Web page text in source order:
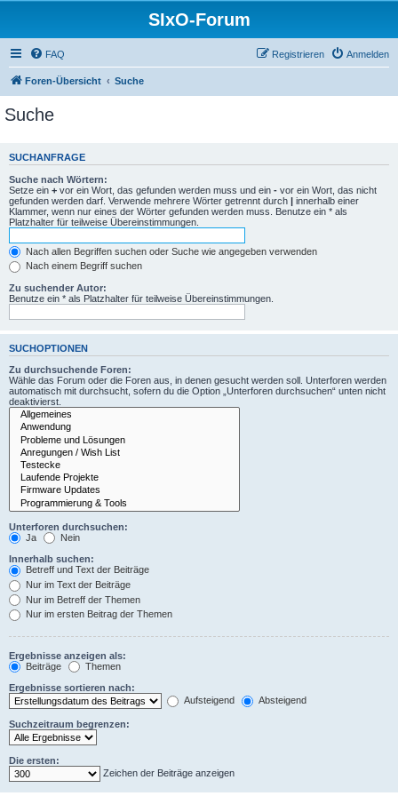
SIxO-Forum
FAQ Anmelden
Registrieren
Foren-Übersicht Suche
Suche
SUCHANFRAGE
Suche nach Wörtern:
Setze ein + vor ein Wort, das gefunden werden muss und ein - vor ein Wort, das nicht
gefunden werden darf. Verwende mehrere Wörter getrennt durch | innerhalb einer
Klammer, wenn nur eines der Wörter gefunden werden muss. Benutze ein * als
Platzhalter für teilweise Übereinstimmungen.
Nach allen Begriffen suchen oder Suche wie angegeben verwenden
Nach einem Begriff suchen
Zu suchender Autor:
Benutze ein * als Platzhalter für teilweise Übereinstimmungen.
SUCHOPTIONEN
Zu durchsuchende Foren:
Wähle das Forum oder die Foren aus, in denen gesucht werden soll. Unterforen werden
automatisch mit durchsucht, sofern du die Option „Unterforen durchsuchen“ unten nicht
deaktivierst.
Unterforen durchsuchen:
Ja
Nein
Innerhalb suchen:
Betreff und Text der Beiträge
Nur im Text der Beiträge
Nur im Betreff der Themen
Nur im ersten Beitrag der Themen
Ergebnisse anzeigen als:
Beiträge
Themen
Ergebnisse sortieren nach:
Aufsteigend
Absteigend
Suchzeitraum begrenzen:
Die ersten:
Zeichen der Beiträge anzeigen